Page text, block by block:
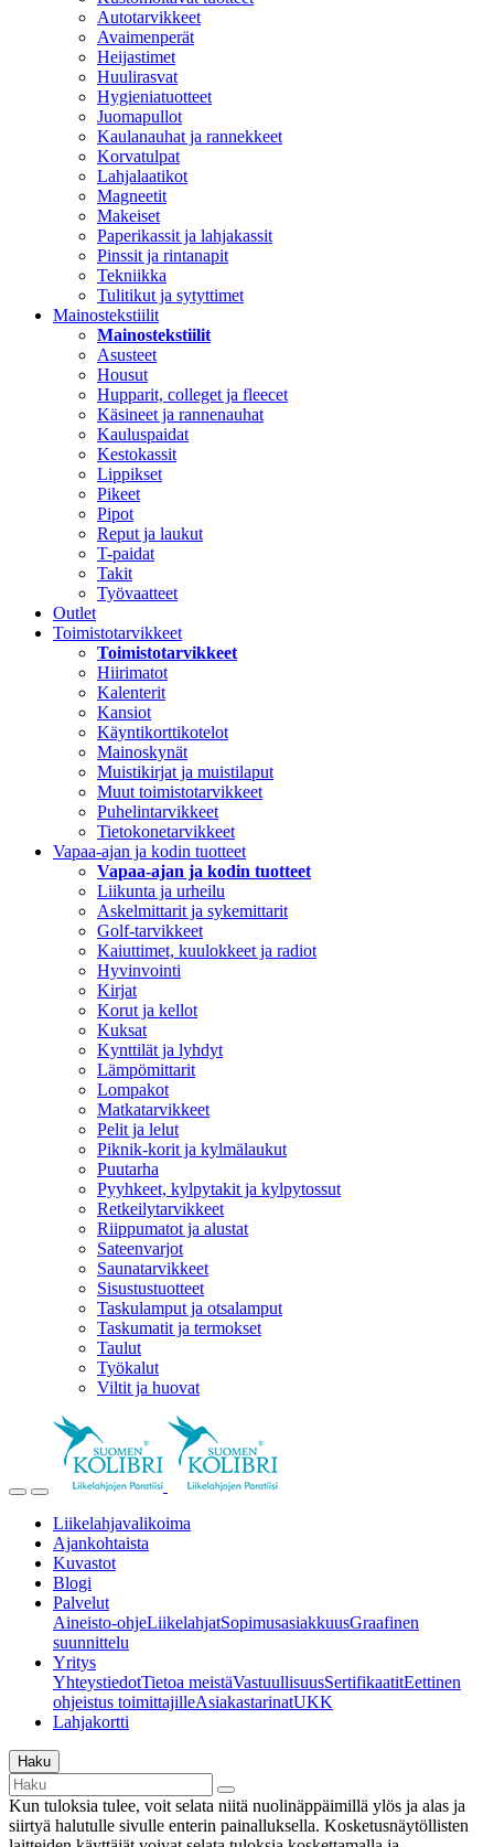
Autotarvikkeet
Avaimenperät
Heijastimet
Huulirasvat
Hygieniatuotteet
Juomapullot
Kaulanauhat ja rannekkeet
Korvatulpat
Lahjalaatikot
Magneetit
Makeiset
Paperikassit ja lahjakassit
Pinssit ja rintanapit
Tekniikka
Tulitikut ja sytyttimet
Mainostekstiilit
Mainostekstiilit
Asusteet
Housut
Hupparit, colleget ja fleecet
Käsineet ja rannenauhat
Kauluspaidat
Kestokassit
Lippikset
Pikeet
Pipot
Reput ja laukut
T-paidat
Takit
Työvaatteet
Outlet
Toimistotarvikkeet
Toimistotarvikkeet
Hiirimatot
Kalenterit
Kansiot
Käyntikorttikotelot
Mainoskynät
Muistikirjat ja muistilaput
Muut toimistotarvikkeet
Puhelintarvikkeet
Tietokonetarvikkeet
Vapaa-ajan ja kodin tuotteet
Vapaa-ajan ja kodin tuotteet
Liikunta ja urheilu
Askelmittarit ja sykemittarit
Golf-tarvikkeet
Kaiuttimet, kuulokkeet ja radiot
Hyvinvointi
Kirjat
Korut ja kellot
Kuksat
Kynttilät ja lyhdyt
Lämpömittarit
Lompakot
Matkatarvikkeet
Pelit ja lelut
Piknik-korit ja kylmälaukut
Puutarha
Pyyhkeet, kylpytakit ja kylpytossut
Retkeilytarvikkeet
Riippumatot ja alustat
Sateenvarjot
Saunatarvikkeet
Sisustustuotteet
Taskulamput ja otsalamput
Taskumatit ja termokset
Taulut
Työkalut
Viltit ja huovat
Liikelahjavalikoima
Ajankohtaista
Kuvastot
Blogi
Palvelut
Aineisto-ohjeLiikelahjatSopimusasiakkuusGraafinen
suunnittelu
Yritys
YhteystiedotTietoa meistäVastuullisuusSertifikaatitEettinen
ohjeistus toimittajilleAsiakastarinatUKK
Lahjakortti
Haku
Kun tuloksia tulee, voit selata niitä nuolinäppäimillä ylös ja alas ja
siirtyä halutulle sivulle enterin painalluksella. Kosketusnäytöllisten